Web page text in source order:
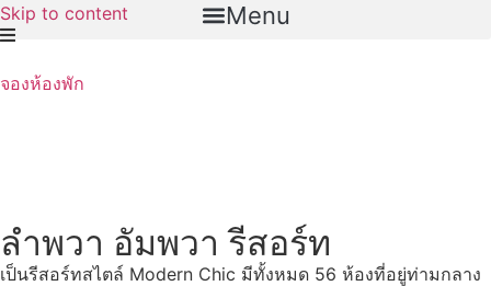
Skip to content
จองห้องพัก
Menu
ลำพวา อัมพวา รีสอร์ท
เป็นรีสอร์ทสไตล์ Modern Chic มีทั้งหมด 56 ห้องที่อยู่ท่ามกลาง